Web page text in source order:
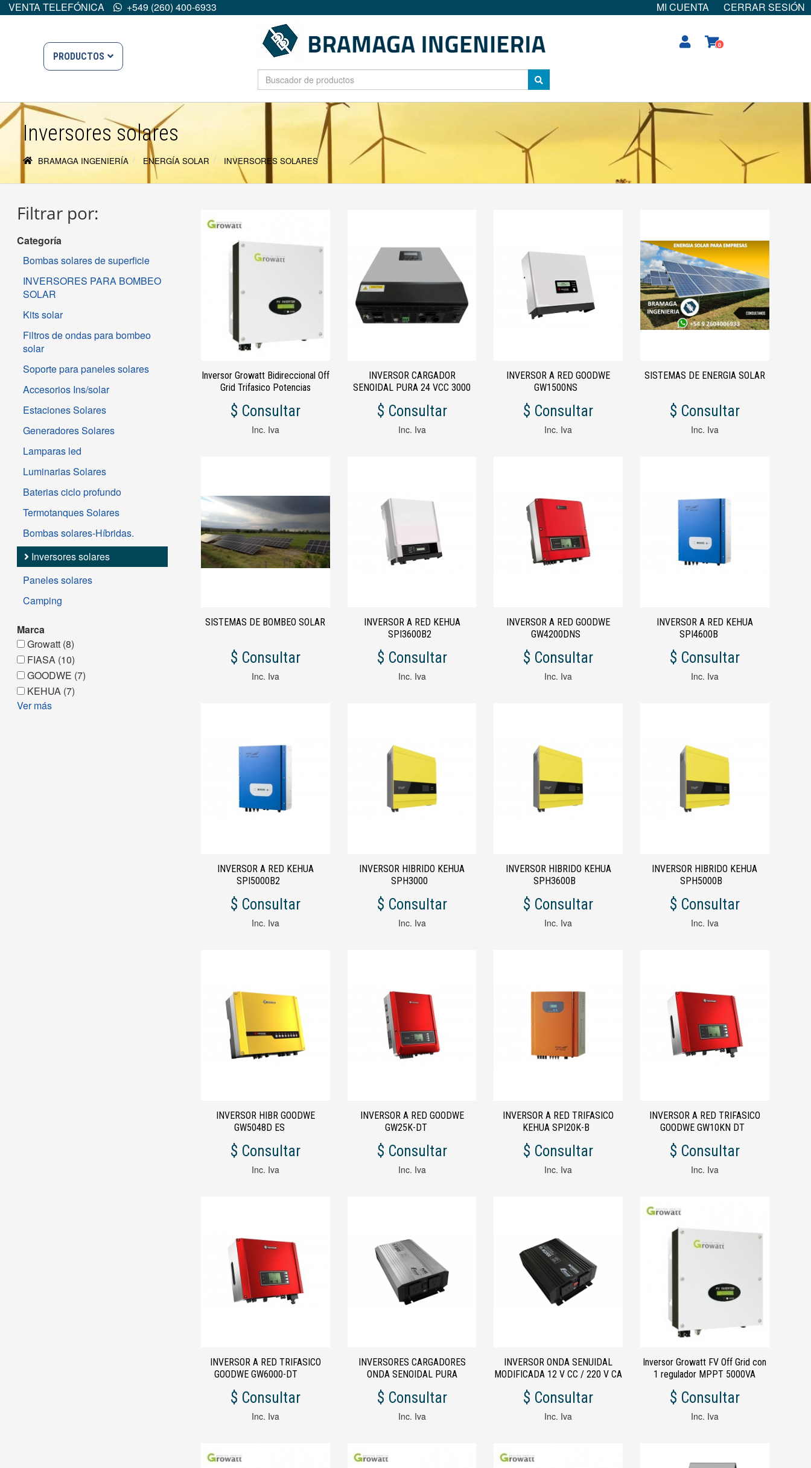
MI CUENTA CERRAR SESIÓN
VENTA TELEFÓNICA +549 (260) 400-6933
PRODUCTOS
0
Inversores solares
BRAMAGA INGENIERÍA ENERGÍA SOLAR INVERSORES SOLARES
Filtrar por:
Categoría
Bombas solares de superficie
INVERSORES PARA BOMBEO
SOLAR
Kits solar
Filtros de ondas para bombeo
solar
Soporte para paneles solares
Accesorios Ins/solar
Estaciones Solares
Generadores Solares
Lamparas led
Luminarias Solares
Baterias ciclo profundo
Termotanques Solares
Bombas solares-Híbridas.
Inversores solares
Paneles solares
Camping
Marca
Growatt (8)
FIASA (10)
GOODWE (7)
KEHUA (7)
Ver más
Inversor Growatt Bidireccional Off
Grid Trifasico Potencias
150kVA.
$ Consultar
Inc. Iva
INVERSOR CARGADOR
SENOIDAL PURA 24 VCC 3000
$ Consultar
Inc. Iva
INVERSOR A RED GOODWE
GW1500NS
$ Consultar
Inc. Iva
SISTEMAS DE ENERGIA SOLAR
$ Consultar
Inc. Iva
SISTEMAS DE BOMBEO SOLAR
$ Consultar
Inc. Iva
INVERSOR A RED KEHUA
SPI3600B2
$ Consultar
Inc. Iva
INVERSOR A RED GOODWE
GW4200DNS
$ Consultar
Inc. Iva
INVERSOR A RED KEHUA
SPI4600B
$ Consultar
Inc. Iva
INVERSOR A RED KEHUA
SPI5000B2
$ Consultar
Inc. Iva
INVERSOR HIBRIDO KEHUA
SPH3000
$ Consultar
Inc. Iva
INVERSOR HIBRIDO KEHUA
SPH3600B
$ Consultar
Inc. Iva
INVERSOR HIBRIDO KEHUA
SPH5000B
$ Consultar
Inc. Iva
INVERSOR HIBR GOODWE
GW5048D ES
$ Consultar
Inc. Iva
INVERSOR A RED GOODWE
GW25K-DT
$ Consultar
Inc. Iva
INVERSOR A RED TRIFASICO
KEHUA SPI20K-B
$ Consultar
Inc. Iva
INVERSOR A RED TRIFASICO
GOODWE GW10KN DT
$ Consultar
Inc. Iva
INVERSOR A RED TRIFASICO
GOODWE GW6000-DT
$ Consultar
Inc. Iva
INVERSORES CARGADORES
ONDA SENOIDAL PURA
2000W
$ Consultar
Inc. Iva
INVERSOR ONDA SENUIDAL
MODIFICADA 12 V CC / 220 V CA
$ Consultar
Inc. Iva
Inversor Growatt FV Off Grid con
1 regulador MPPT 5000VA
$ Consultar
Inc. Iva